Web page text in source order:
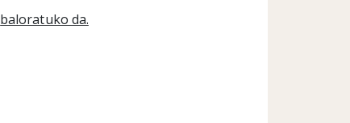
baloratuko da.